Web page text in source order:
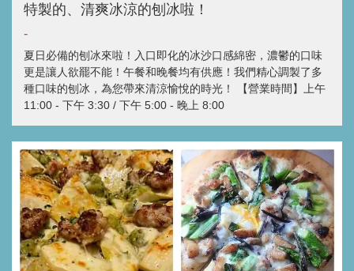
特製的、清爽冰涼的刨冰啦！
-
夏日必備的刨冰來啦！入口即化的冰沙口感綿密，濃鬱的口味
更是讓人欲罷不能！午餐和晚餐均有供應！我們精心調製了多
種口味的刨冰，為您帶來清涼愉悅的時光！ 【營業時間】上午
11:00 - 下午 3:30 / 下午 5:00 - 晚上 8:00